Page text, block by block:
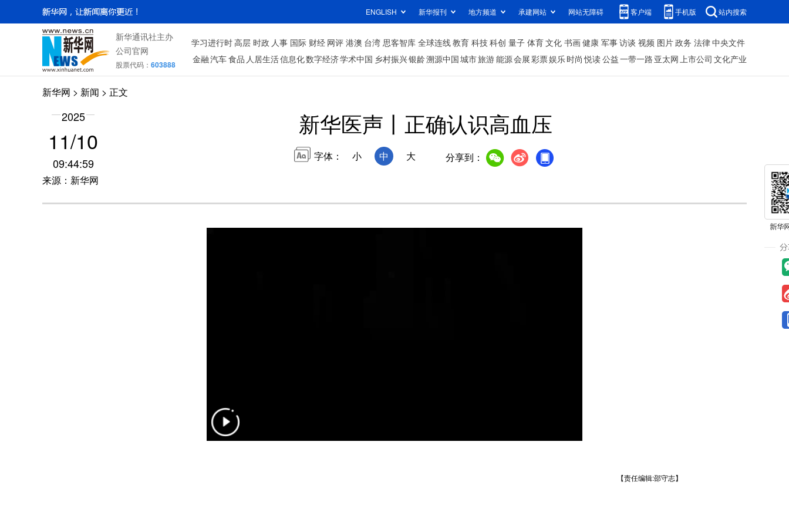
ENGLISH 新华报刊 地方频道 承建网站 网站无障碍 客户端 手机版 站内搜索
新华通讯社主办
公司官网
股票代码： 603888
学习进行时高层 时政 人事 国际 财经 网评 港澳 台湾 思客智库 全球连线教育 科技科创 量子 体育文化 书画健康 军事访谈 视频 图片政务 法律中央文件
金融汽车食品 人居生活信息化数字经济学术中国 乡村振兴银龄溯源中国城市旅游能源会展彩票娱乐时尚 悦读公益一带一路 亚太网上市公司 文化产业
新华网 > 新闻 > 正文
2025
11/10
09:44:59
来源：新华网
新华医声丨正确认识高血压
字体： 小 中 大 分享到：
【责任编辑:邵守志】